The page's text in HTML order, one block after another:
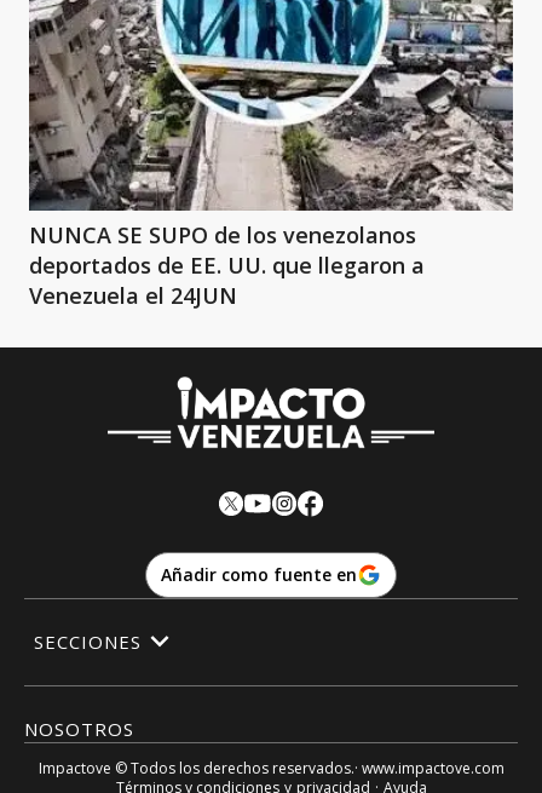
NUNCA SE SUPO de los venezolanos
deportados de EE. UU. que llegaron a
Venezuela el 24JUN
Añadir como fuente en
NOSOTROS
SECCIONES
Impactove © Todos los derechos reservados.· www.impactove.com
Términos y condiciones y privacidad · Ayuda